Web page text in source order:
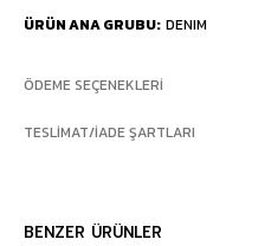
ÜRÜN ANA GRUBU DENIM
ÖDEME SEÇENEKLERI
TESLIMAT/İADE ŞARTLARI
BENZER ÜRÜNLER